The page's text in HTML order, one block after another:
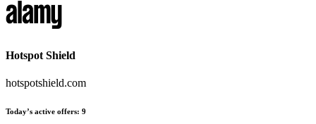
Hotspot Shield
hotspotshield.com
Today’s active offers: 9